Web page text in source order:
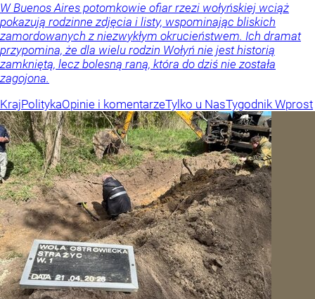
W Buenos Aires potomkowie ofiar rzezi wołyńskiej wciąż
pokazują rodzinne zdjęcia i listy, wspominając bliskich
zamordowanych z niezwykłym okrucieństwem. Ich dramat
przypomina, że dla wielu rodzin Wołyń nie jest historią
zamkniętą, lecz bolesną raną, która do dziś nie została
zagojona.
KrajPolitykaOpinie i komentarzeTylko u NasTygodnik Wprost